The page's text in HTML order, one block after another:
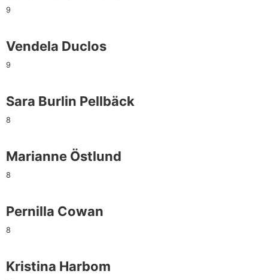
9
Vendela Duclos
9
Sara Burlin Pellbäck
8
Marianne Östlund
8
Pernilla Cowan
8
Kristina Harbom